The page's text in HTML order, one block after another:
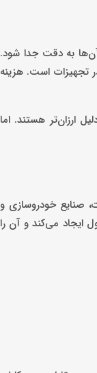
به دقت جدا شود.
تجهیزات است. هزینه
ارزان‌تر هستند. اما
صنایع خودروسازی و
ایجاد می‌کند و آن را